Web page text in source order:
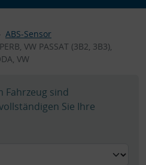
ABS-Sensor
VW PASSAT (3B2, 3B3),
VW
Fahrzeug sind
Sie Ihre